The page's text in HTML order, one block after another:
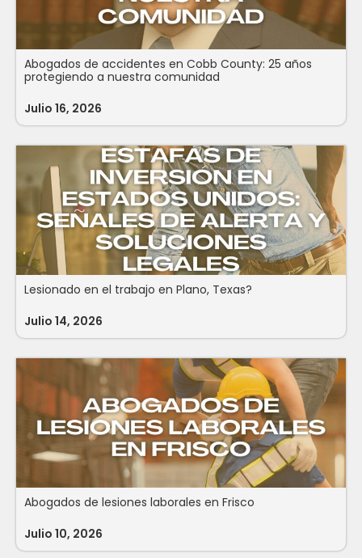
Abogados de accidentes en Cobb County: 25 años
protegiendo a nuestra comunidad
Julio 16, 2026
Lesionado en el trabajo en Plano, Texas?
Julio 14, 2026
Abogados de lesiones laborales en Frisco
Julio 10, 2026